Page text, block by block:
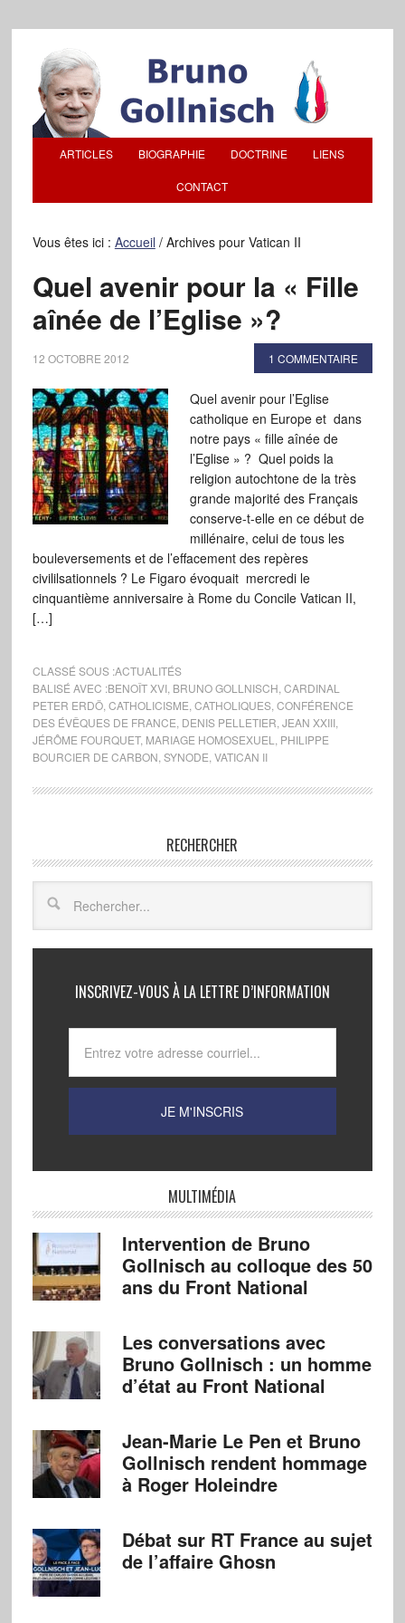
ARTICLES BIOGRAPHIE DOCTRINE LIENS
CONTACT
Vous êtes ici : Accueil /Archives pour Vatican II
Quel avenir pour la « Fille
aînée de l’Eglise »?
12 OCTOBRE 2012 1 COMMENTAIRE
Quel avenir pour l’Eglise
catholique en Europe et dans
notre pays « fille aînée de
l’Eglise » ? Quel poids la
religion autochtone de la très
grande majorité des Français
conserve-t-elle en ce début de
millénaire, celui de tous les
bouleversements et de l’effacement des repères
civililsationnels ? Le Figaro évoquait mercredi le
cinquantième anniversaire à Rome du Concile Vatican II,
[…]
CLASSÉ SOUS :ACTUALITÉS
BALISÉ AVEC :BENOÎT XVI, BRUNO GOLLNISCH CARDINAL
PETER ERDÖ, CATHOLICISME CATHOLIQUES, CONFÉRENCE
DES ÉVÊQUES DE FRANCE DENIS PELLETIER JEAN XXIII,
JÉRÔME FOURQUET, MARIAGE HOMOSEXUEL
PHILIPPE
BOURCIER DE CARBON SYNODE VATICAN II
RECHERCHER
INSCRIVEZ-VOUS À LA LETTRE D’INFORMATION
MULTIMÉDIA
Intervention de Bruno
Gollnisch au colloque des 50
ans du Front National
Les conversations avec
Bruno Gollnisch : un homme
d’état au Front National
Jean-Marie Le Pen et Bruno
Gollnisch rendent hommage
à Roger Holeindre
Débat sur RT France au sujet
de l’affaire Ghosn